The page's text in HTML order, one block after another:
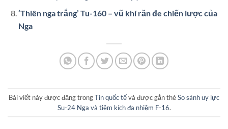
‘Thiên nga trắng’ Tu-160 – vũ khí răn đe chiến lược của
Nga
Bài viết này được đăng trongTin quốc tếvà được gắn thẻSo sánh uy lực
Su-24 Nga và tiêm kích đa nhiệm F-16.